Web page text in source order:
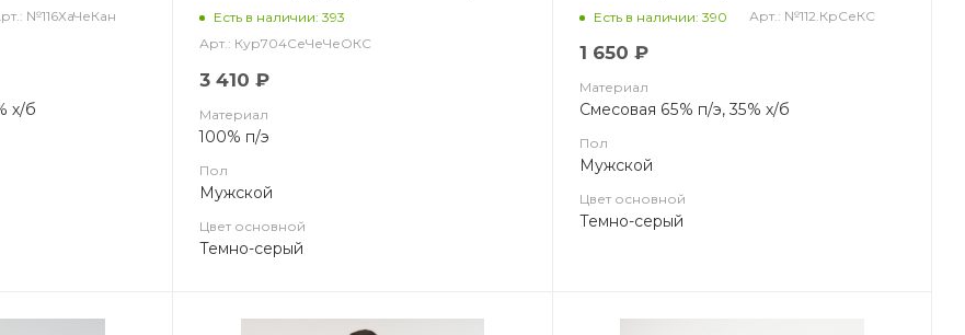
№116ХаЧеКан
х/б
черным
Есть в наличии: 393
Арт.: Кур704СеЧеЧеОКС
3 410 ₽
Материал
100% п/э
Пол
Мужской
Цвет основной
Темно-серый
Есть в наличии: 390 Арт.: №112.КрСеКС
1 650 ₽
Материал
Смесовая 65% п/э, 35% х/б
Пол
Мужской
Цвет основной
Темно-серый